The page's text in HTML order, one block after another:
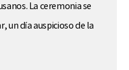
La ceremonia se
un día auspicioso de la